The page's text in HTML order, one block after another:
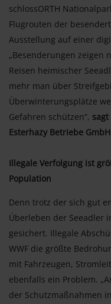
schlossORTH
Flugrouten der
Ausstellung auf einer
„Besenderungen
Reisen heimischer
mehr man über
Überwinterungsplätze
Gefahren schützen“,
Esterhazy Betriebe
Illegale Verfolgung ist
Population
Denn trotz der sich gut
Überleben der Seeadler
gesichert. Illegale
WWF die größte
mit Fahrzeugen,
ebenfalls ein Problem.
der Schutzmaßnahmen